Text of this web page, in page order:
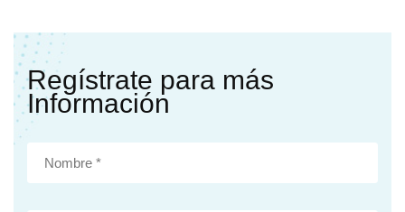
Regístrate para más
Información